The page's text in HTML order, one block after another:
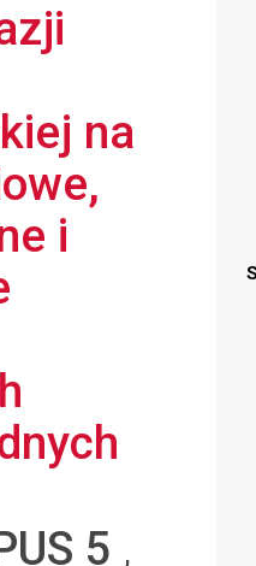
na
i
5 ,